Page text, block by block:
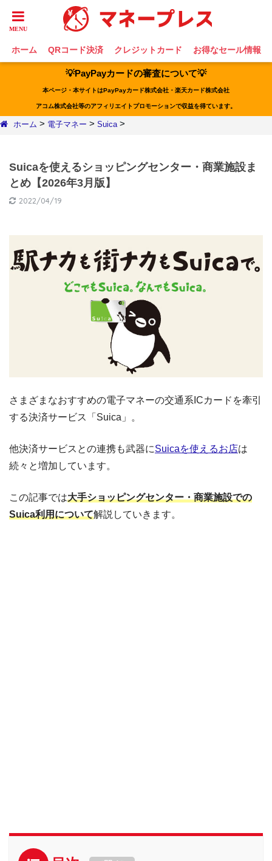
ホーム QRコード決済 クレジットカード お得なセール情報
💡PayPayカードの審査について💡
本ページ・本サイトはPayPayカード株式会社・楽天カード株式会社
アコム株式会社等のアフィリエイトプロモーションで収益を得ています。
ホーム > 電子マネー > Suica >
Suicaを使えるショッピングセンター・商業施設ま
とめ【2026年3月版】
2022/04/19
さまざまなおすすめの電子マネーの交通系ICカードを牽引
する決済サービス「Suica」。
他決済サービスとの連携も武器にSuicaを使えるお店は
続々と増加しています。
この記事では大手ショッピングセンター・商業施設での
Suica利用について解説していきます。